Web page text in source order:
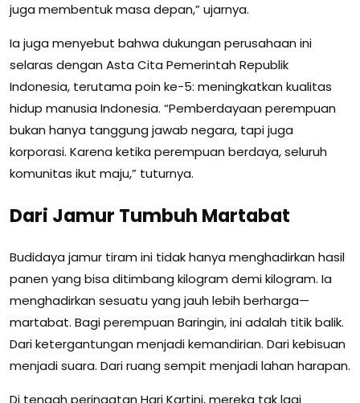
juga membentuk masa depan,” ujarnya.
Ia juga menyebut bahwa dukungan perusahaan ini
selaras dengan Asta Cita Pemerintah Republik
Indonesia, terutama poin ke-5: meningkatkan kualitas
hidup manusia Indonesia. “Pemberdayaan perempuan
bukan hanya tanggung jawab negara, tapi juga
korporasi. Karena ketika perempuan berdaya, seluruh
komunitas ikut maju,” tuturnya.
Dari Jamur Tumbuh Martabat
Budidaya jamur tiram ini tidak hanya menghadirkan hasil
panen yang bisa ditimbang kilogram demi kilogram. Ia
menghadirkan sesuatu yang jauh lebih berharga—
martabat. Bagi perempuan Baringin, ini adalah titik balik.
Dari ketergantungan menjadi kemandirian. Dari kebisuan
menjadi suara. Dari ruang sempit menjadi lahan harapan.